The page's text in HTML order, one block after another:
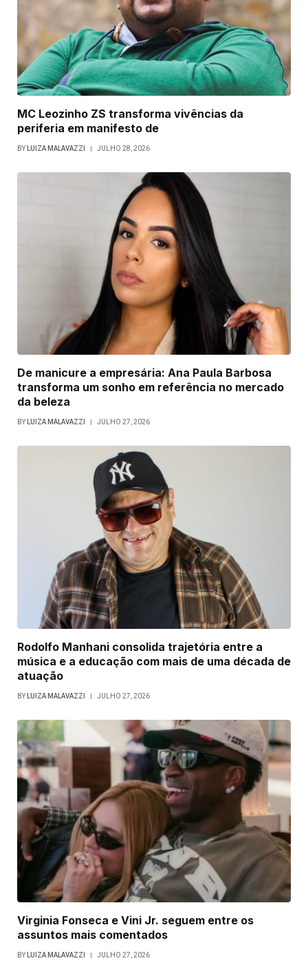
MC Leozinho ZS transforma vivências da
periferia em manifesto de
BY LUIZA MALAVAZZI JULHO 28, 2026
De manicure a empresária: Ana Paula Barbosa
transforma um sonho em referência no mercado
da beleza
BY LUIZA MALAVAZZI JULHO 27, 2026
Rodolfo Manhani consolida trajetória entre a
música e a educação com mais de uma década de
atuação
BY LUIZA MALAVAZZI JULHO 27, 2026
Virginia Fonseca e Vini Jr. seguem entre os
assuntos mais comentados
BY LUIZA MALAVAZZI JULHO 27, 2026